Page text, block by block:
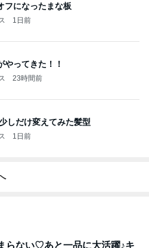
フになったまな板
1日前
やってきた！！
23時間前
しだけ変えてみた髪型
1日前
らない♡あと一品に大活躍♪キ